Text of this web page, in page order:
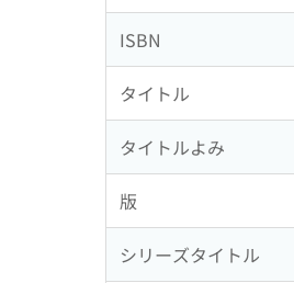
ISBN
タイトル
タイトルよみ
版
シリーズタイトル